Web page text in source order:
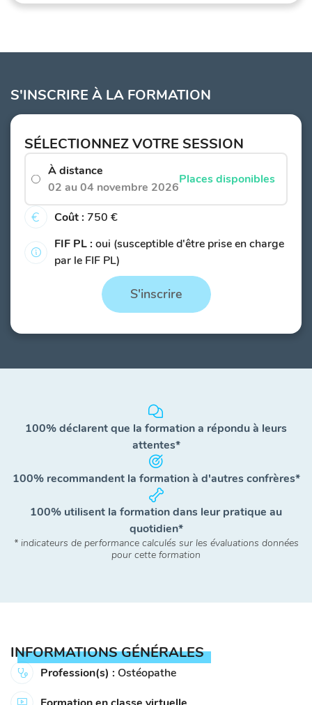
S'INSCRIRE À LA FORMATION
SÉLECTIONNEZ VOTRE SESSION
À distance
02 au 04 novembre 2026
Places disponibles
Coût : 750 €
FIF PL : oui (susceptible d'être prise en charge
par le FIF PL)
S'inscrire
100% déclarent que la formation a répondu à leurs
attentes*
100% recommandent la formation à d'autres confrères*
100% utilisent la formation dans leur pratique au
quotidien*
* indicateurs de performance calculés sur les évaluations données
pour cette formation
INFORMATIONS GÉNÉRALES
Profession(s) : Ostéopathe